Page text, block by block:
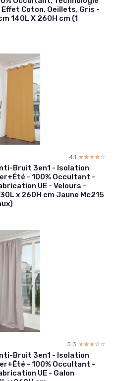
Effet Coton, Oeillets, Gris -
140L X 260H cm (1
4.1 ☆☆☆☆☆
★★★★★
Bruit 3en1 - Isolation
- 100% Occultant -
UE - Velours -
x 260H cm Jaune Mc215
3.3 ☆☆☆☆☆
★★★★★
Bruit 3en1 - Isolation
- 100% Occultant -
UE - Galon